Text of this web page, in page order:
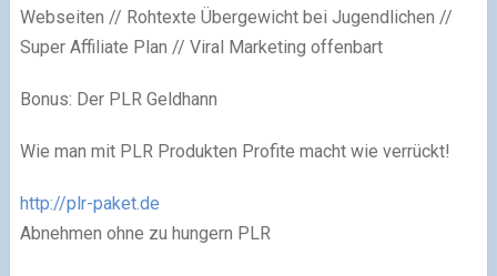
Webseiten // Rohtexte Übergewicht bei Jugendlichen //
Super Affiliate Plan // Viral Marketing offenbart
Bonus: Der PLR Geldhann
Wie man mit PLR Produkten Profite macht wie verrückt!
http://plr-paket.de
Abnehmen ohne zu hungern PLR